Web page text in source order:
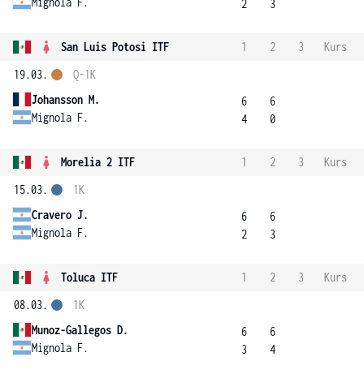
2
3
San Luis Potosi ITF 1 2 3
Kurs
19.03.
Johansson M.
Mignola F.
Q-1K
6
4
6
0
Morelia 2 ITF 1 2 3
Kurs
15.03.
Cravero J.
Mignola F.
1K
6
2
6
3
Toluca ITF 1 2 3
Kurs
08.03.
Munoz-Gallegos D.
Mignola F.
1K
6
3
6
4